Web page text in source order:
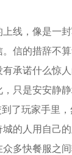
上线，像是一
信的措辞不
承诺什么惊
只是安安静
了玩家手里
的人用自己
众多快餐服之